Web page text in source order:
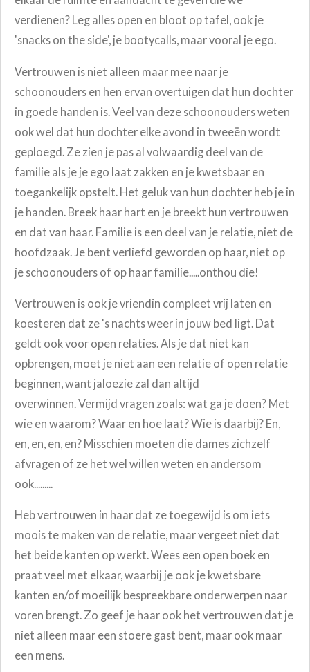
verdienen? Leg alles open en bloot op tafel, ook je
'snacks on the side', je bootycalls, maar vooral je ego.
Vertrouwen is niet alleen maar mee naar je
schoonouders en hen ervan overtuigen dat hun dochter
in goede handen is. Veel van deze schoonouders weten
ook wel dat hun dochter elke avond in tweeën wordt
geploegd. Ze zien je pas al volwaardig deel van de
familie als je je ego laat zakken en je kwetsbaar en
toegankelijk opstelt. Het geluk van hun dochter heb je in
je handen. Breek haar hart en je breekt hun vertrouwen
en dat van haar. Familie is een deel van je relatie, niet de
hoofdzaak. Je bent verliefd geworden op haar, niet op
je schoonouders of op haar familie.....onthou die!
Vertrouwen is ook je vriendin compleet vrij laten en
koesteren dat ze 's nachts weer in jouw bed ligt. Dat
geldt ook voor open relaties. Als je dat niet kan
opbrengen, moet je niet aan een relatie of open relatie
beginnen, want jaloezie zal dan altijd
overwinnen.Vermijd vragen zoals: wat ga je doen? Met
wie en waarom? Waar en hoe laat? Wie is daarbij? En,
en, en, en, en? Misschien moeten die dames zichzelf
afvragen of ze het wel willen weten en andersom
ook.........
Heb vertrouwen in haar dat ze toegewijd is om iets
moois te maken van de relatie, maar vergeet niet dat
het beide kanten op werkt.Wees een open boek en
praat veel met elkaar, waarbij je ook je kwetsbare
kanten en/of moeilijk bespreekbare onderwerpen naar
voren brengt. Zo geef je haar ook het vertrouwen dat je
niet alleen maar een stoere gast bent, maar ook maar
een mens.